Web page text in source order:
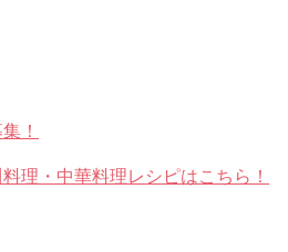
！
理・中華料理レシピはこちら！